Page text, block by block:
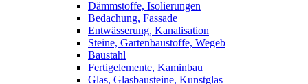
Dämmstoffe, Isolierungen
Bedachung, Fassade
Entwässerung, Kanalisation
Steine, Gartenbaustoffe, Wegeb
Baustahl
Fertigelemente, Kaminbau
Glas, Glasbausteine, Kunstglas